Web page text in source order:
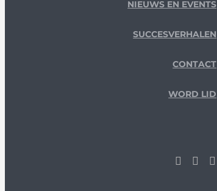
NIEUWS EN EVENTS
SUCCESVERHALEN
CONTACT
WORD LID